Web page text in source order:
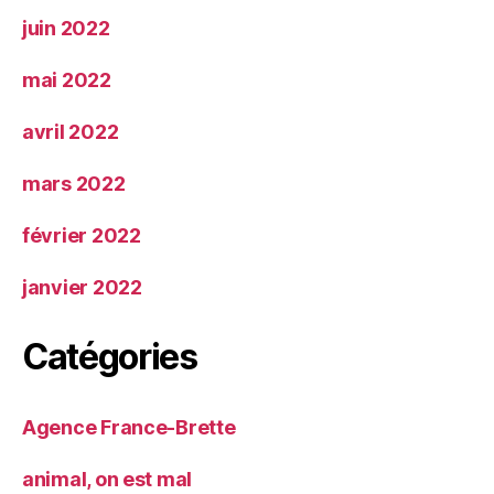
juin 2022
mai 2022
avril 2022
mars 2022
février 2022
janvier 2022
Catégories
Agence France-Brette
animal, on est mal